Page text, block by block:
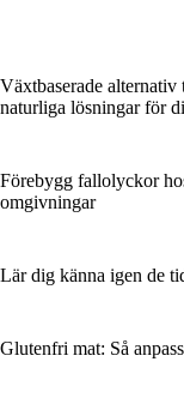
Växtbaserade
naturliga lösningar för
Förebygg fallolyckor
omgivningar
Lär dig känna igen de
Glutenfri mat: Så